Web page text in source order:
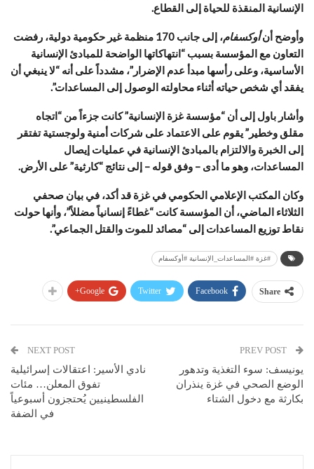
الإنسانية المنقذة للحياة إلى القطاع.
وأوضح أنأوكسفام
، إلى جانب 170 منظمة غير حكومية دولية، رفضت
التعاون مع المؤسسة بسبب “انتهاكاتها الواضحة للمبادئ الإنسانية
الأساسية، وعلى رأسها مبدأ عدم الإضرار”، مشدداً على أنه “لا ينبغي أن
يفقد أي شخص حياته أثناء محاولته الوصول إلى المساعدات”.
وأشار باول إلى أن “مؤسسة غزة الإنسانية” كانت جزءاً من “اتجاه
مقلق وخطير” يقوم على الاعتماد على شركات أمنية ولوجستية تفتقر
إلى الخبرة والالتزام بالمبادئ الإنسانية في عمليات إيصال
المساعدات، وهو ما أدى – وفق قوله – إلى نتائج “كارثية” على الأرض.
وكان المكتب الإعلامي الحكومي في غزة قد أكد، في بيان صحفي
الثلاثاء الماضي، أن المؤسسة كانت “غطاءً إنسانياً مضللاً”، وأنها حولت
نقاط توزيع المساعدات إلى “مصائد للموت والقتل الجماعي”.
#غزة #المساعدات_الإنسانية #أوكسفام
Share
Facebook
Twitter
Google+
يونيسف: سوء التغذية وتدهور
الوضع الصحي في غزة ينذران
بكارثة مع دخول الشتاء
NEXT POST
نادي الأسير: اعتقالات إسرائيلية
تفوق المعلن… مئات
الفلسطينيين يُحتجزون أسبوعياً
في الضفة